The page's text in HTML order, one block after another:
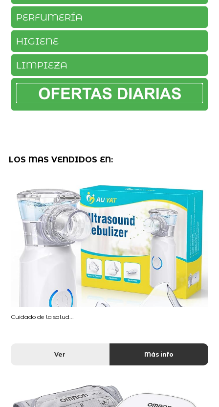
PERFUMERÍA
HIGIENE
LIMPIEZA
LOS MAS VENDIDOS EN:
Cuidado de la salud...
Ver Más info